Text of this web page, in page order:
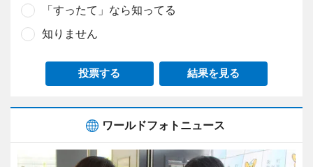
「すったて」なら知ってる
知りません
投票する 結果を見る
ワールドフォトニュース